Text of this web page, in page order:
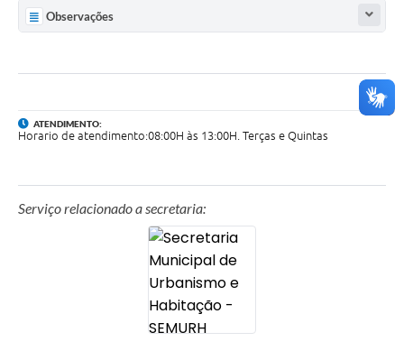
Observações
ATENDIMENTO:
Horario de atendimento:08:00H às 13:00H. Terças e Quintas
Serviço relacionado a secretaria: